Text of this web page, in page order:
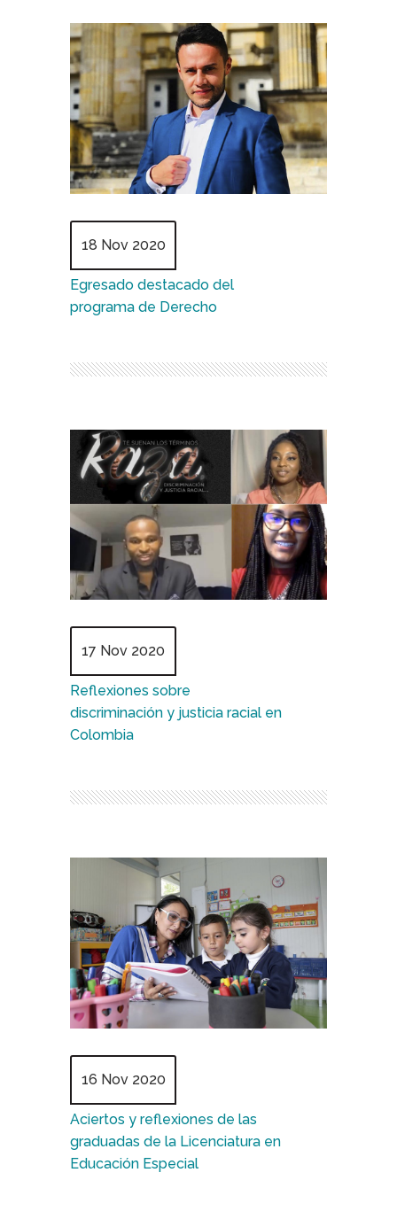
18 Nov 2020
Egresado destacado del
programa de Derecho
17 Nov 2020
Reflexiones sobre
discriminación y justicia racial en
Colombia
16 Nov 2020
Aciertos y reflexiones de las
graduadas de la Licenciatura en
Educación Especial